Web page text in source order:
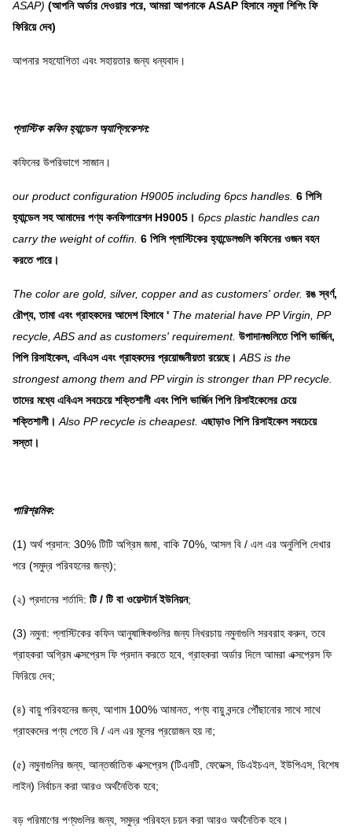
ASAP) (আপনি অর্ডার দেওয়ার পরে, আমরা আপনাকে ASAP হিসাবে নমুনা শিপিং ফি
ফিরিয়ে দেব)
আপনার সহযোগিতা এবং সহায়তার জন্য ধন্যবাদ।
প্লাস্টিক কফিন হ্যান্ডেল অ্যাপ্লিকেশন:
কফিনের উপরিভাগে সাজান।
our product configuration H9005 including 6pcs handles. 6 পিসি
হ্যান্ডেল সহ আমাদের পণ্য কনফিগারেশন H9005। 6pcs plastic handles can
carry the weight of coffin. 6 পিসি প্লাস্টিকের হ্যান্ডেলগুলি কফিনের ওজন বহন
করতে পারে।
The color are gold, silver, copper and as customers' order. রঙ স্বর্ণ,
রৌপ্য, তামা এবং গ্রাহকদের আদেশ হিসাবে ' The material have PP Virgin, PP
recycle, ABS and as customers' requirement. উপাদানগুলিতে পিপি ভার্জিন,
পিপি রিসাইকেল, এবিএস এবং গ্রাহকদের প্রয়োজনীয়তা রয়েছে। ABS is the
strongest among them and PP virgin is stronger than PP recycle.
তাদের মধ্যে এবিএস সবচেয়ে শক্তিশালী এবং পিপি ভার্জিন পিপি রিসাইকেলের চেয়ে
শক্তিশালী। Also PP recycle is cheapest. এছাড়াও পিপি রিসাইকেল সবচেয়ে
সস্তা।
পারিশ্রমিক:
(1) অর্থ প্রদান: 30% টিটি অগ্রিম জমা, বাকি 70%, আসল বি / এল এর অনুলিপি দেখার
পরে (সমুদ্র পরিবহনের জন্য);
(২) প্রদানের শর্তাদি: টি / টি বা ওয়েস্টার্ন ইউনিয়ন;
(3) নমুনা: প্লাস্টিকের কফিন আনুষাঙ্গিকগুলির জন্য নিখরচায় নমুনাগুলি সরবরাহ করুন, তবে
গ্রাহকরা অগ্রিম এক্সপ্রেস ফি প্রদান করতে হবে, গ্রাহকরা অর্ডার দিলে আমরা এক্সপ্রেস ফি
ফিরিয়ে দেব;
(৪) বায়ু পরিবহনের জন্য, আগাম 100% আমানত, পণ্য বায়ু বন্দরে পৌঁছানোর সাথে সাথে
গ্রাহকদের পণ্য পেতে বি / এল এর মূলের প্রয়োজন হয় না;
(৫) নমুনাগুলির জন্য, আন্তর্জাতিক এক্সপ্রেস (টিএনটি, ফেডেক্স, ডিএইচএল, ইউপিএস, বিশেষ
লাইন) নির্বাচন করা আরও অর্থনৈতিক হবে;
বড় পরিমাণের পণ্যগুলির জন্য, সমুদ্র পরিবহন চয়ন করা আরও অর্থনৈতিক হবে।